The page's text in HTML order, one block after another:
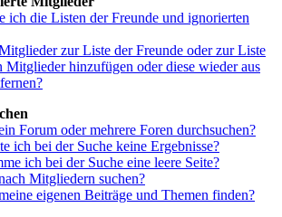
ich die Listen der Freunde und ignorierten
zur Liste der Freunde oder zur Liste
Mitglieder hinzufügen oder diese wieder aus
Forum oder mehrere Foren durchsuchen?
ich bei der Suche keine Ergebnisse?
ich bei der Suche eine leere Seite?
Mitgliedern suchen?
eigenen Beiträge und Themen finden?